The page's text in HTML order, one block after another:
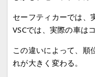
セーフティカーでは、
VSCでは、実際の車は
この違いによって、順
れが大きく変わる。